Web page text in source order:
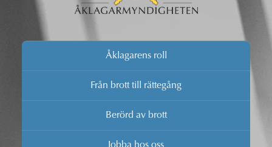
Åklagarens roll
Från brott till rättegång
Berörd av brott
Jobba hos oss